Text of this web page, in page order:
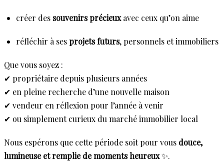
créer des souvenirs précieuxavec ceux qu’on aime
réfléchir à sesprojets futurs, personnels et immobiliers
Que vous soyez :
✔ propriétaire depuis plusieurs années
✔ en pleine recherche d’une nouvelle maison
✔ vendeur en réflexion pour l’année à venir
✔ ou simplement curieux du marché immobilier local
Nous espérons que cette période soit pour vous douce,
lumineuse et remplie de moments heureux✨.